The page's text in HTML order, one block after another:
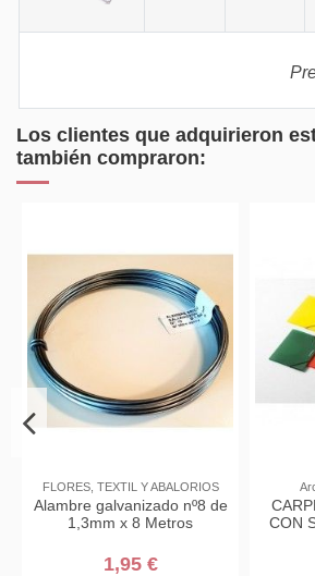
Los clientes que adquirieron
también compraron:
FLORES, TEXTIL Y ABALORIOS
Alambre galvanizado nº8 de
1,3mm x 8 Metros
1,95 €
CON